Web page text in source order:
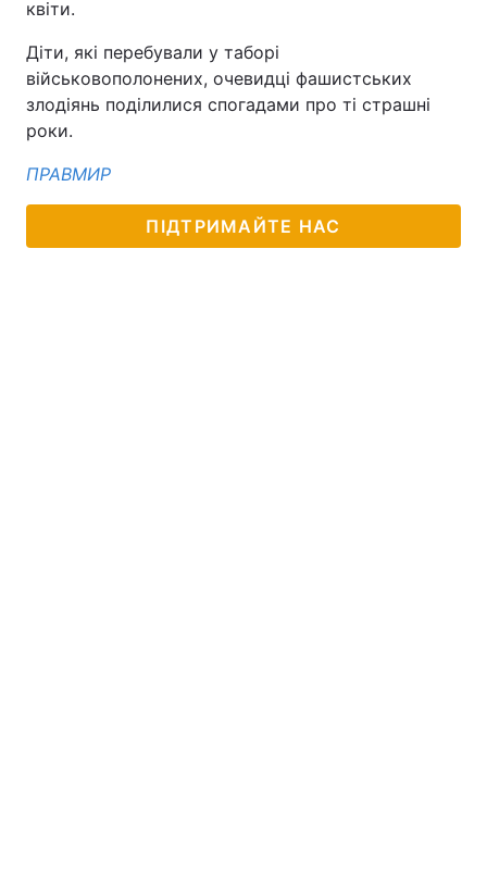
квіти.
Діти, які перебували у таборі
військовополонених, очевидці фашистських
злодіянь поділилися спогадами про ті страшні
роки.
ПРАВМИР
ПІДТРИМАЙТЕ НАС